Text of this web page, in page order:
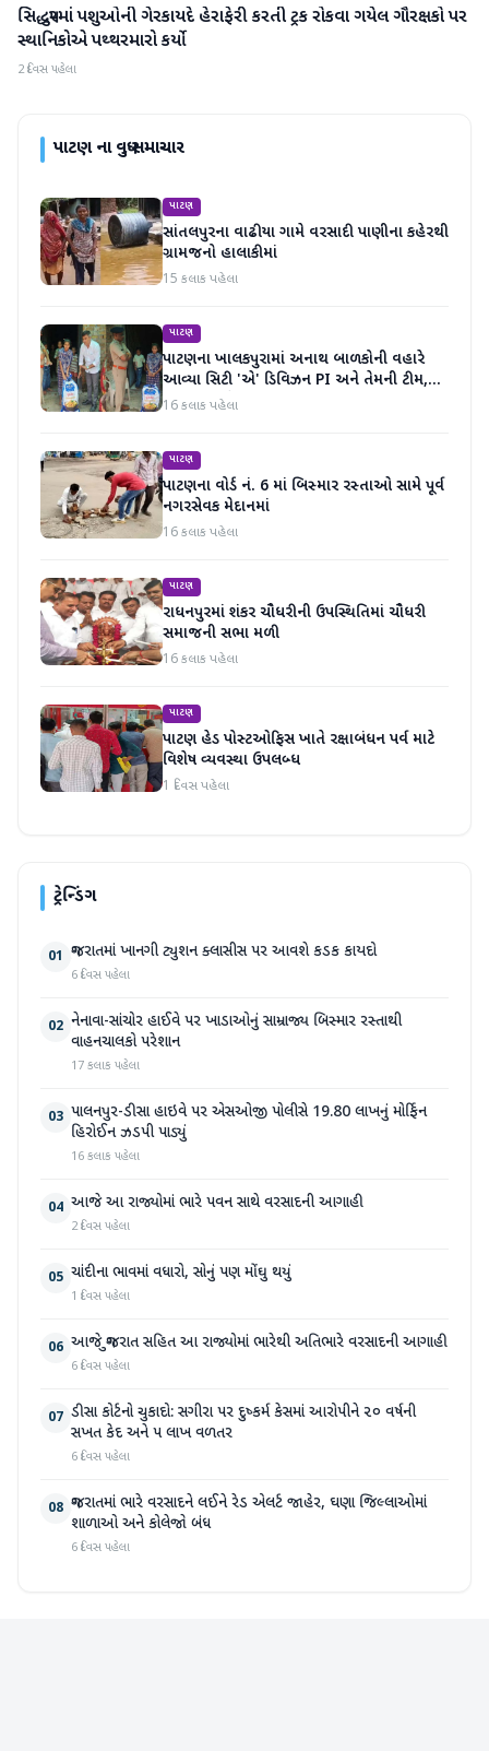
પાટણ
સિદ્ધપુરમાં પશુઓની ગેરકાયદે હેરાફેરી કરતી ટ્રક રોકવા ગયેલ ગૌરક્ષકો પર
સ્થાનિકોએ પથ્થરમારો કર્યો
2 દિવસ પહેલા
પાટણના વધુ સમાચાર
પાટણ
સાંતલપુરના વાઢીયા ગામે વરસાદી પાણીના કહેરથી
ગ્રામજનો હાલાકીમાં
15 કલાક પહેલા
પાટણ
પાટણના ખાલકપુરામાં અનાથ બાળકોની વહારે
આવ્યા સિટી 'એ' ડિવિઝન PI અને તેમની ટીમ,
માનવતા મહેકી
16 કલાક પહેલા
પાટણ
પાટણના વોર્ડ નં. 6 માં બિસ્માર રસ્તાઓ સામે પૂર્વ
નગરસેવક મેદાનમાં
16 કલાક પહેલા
પાટણ
રાધનપુરમાં શંકર ચૌધરીની ઉપસ્થિતિમાં ચૌધરી
સમાજની સભા મળી
16 કલાક પહેલા
પાટણ
પાટણ હેડ પોસ્ટઓફિસ ખાતે રક્ષાબંધન પર્વ માટે
વિશેષ વ્યવસ્થા ઉપલબ્ધ
1 દિવસ પહેલા
ટ્રેન્ડિંગ
01 ગુજરાતમાં ખાનગી ટ્યુશન ક્લાસીસ પર આવશે કડક કાયદો
6 દિવસ પહેલા
02 નેનાવા-સાંચોર હાઈવે પર ખાડાઓનું સામ્રાજ્ય બિસ્માર રસ્તાથી
વાહનચાલકો પરેશાન
17 કલાક પહેલા
03 પાલનપુર-ડીસા હાઇવે પર એસઓજી પોલીસે 19.80 લાખનું મોર્ફિન
હિરોઈન ઝડપી પાડ્યું
16 કલાક પહેલા
04 આજે આ રાજ્યોમાં ભારે પવન સાથે વરસાદની આગાહી
2 દિવસ પહેલા
05 ચાંદીના ભાવમાં વધારો, સોનું પણ મોંઘુ થયું
1 દિવસ પહેલા
06 આજે ગુજરાત સહિત આ રાજ્યોમાં ભારેથી અતિભારે વરસાદની આગાહી
6 દિવસ પહેલા
07 ડીસા કોર્ટનો ચુકાદો: સગીરા પર દુષ્કર્મ કેસમાં આરોપીને ૨૦ વર્ષની
સખત કેદ અને ૫ લાખ વળતર
6 દિવસ પહેલા
08 ગુજરાતમાં ભારે વરસાદને લઈને રેડ એલર્ટ જાહેર, ઘણા જિલ્લાઓમાં
શાળાઓ અને કોલેજો બંધ
6 દિવસ પહેલા